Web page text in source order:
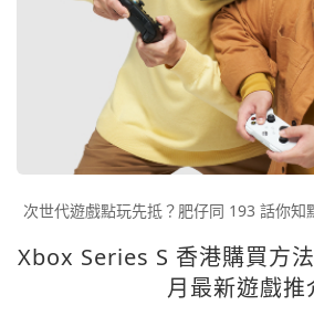
次世代遊戲點玩先抵？肥仔同 193 話你知
Xbox Series S 香港購買方
月最新遊戲推